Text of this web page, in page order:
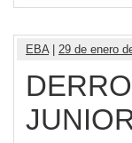
EBA| 29 de enero